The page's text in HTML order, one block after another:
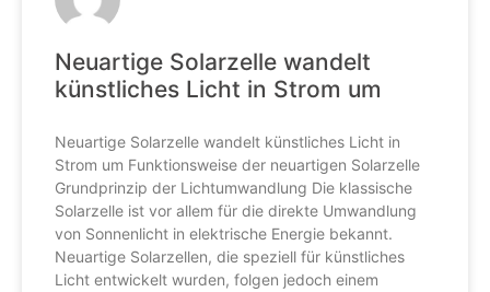
Neuartige Solarzelle wandelt
künstliches Licht in Strom um
Neuartige Solarzelle wandelt künstliches Licht in
Strom um Funktionsweise der neuartigen Solarzelle
Grundprinzip der Lichtumwandlung Die klassische
Solarzelle ist vor allem für die direkte Umwandlung
von Sonnenlicht in elektrische Energie bekannt.
Neuartige Solarzellen, die speziell für künstliches
Licht entwickelt wurden, folgen jedoch einem